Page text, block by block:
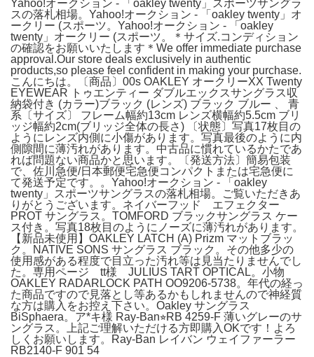
Yahoo!オークション - 「oakley twenty」スポーツサングラ
スの落札相場。Yahoo!オークション - 「oakley twenty」オ
ークリー (スポーツ。Yahoo!オークション - 「oakley
twenty」オークリー (スポーツ。＊サイズ.コンディション
の確認をお願いいたします＊We offer immediate purchase
approval.Our store deals exclusively in authentic
products,so please feel confident in making your purchase.
こんにちは。〔商品〕00s OAKLEY オークリーXX Twenty
EYEWEAR トゥエンティー ダブルエックスサングラス収
納袋付き (カラー)ブラック (レンズ) ブラック ブルー 、 青
系〔サイズ〕 フレーム幅約13cm レンズ横幅約5.5cm ブリ
ッジ幅約2cm(ブリッジ全体の長さ) 〔状態〕写真17枚目の
ようにレンズ内側に小傷があります。写真最後のように内
側隙間に薄汚れがあります。中古品に慣れているかたであ
れば問題ない商品かと思います。〔発送方法〕簡易包装
で、佐川急便/日本郵便宅急便コンパクトまたは宅急便に
て発送予定です。。Yahoo!オークション - 「oakley
twenty」スポーツサングラスの落札相場。ご覧いただきあ
りがとうございます‎。ネイバーフッド エフェクター
PROT サングラス。TOMFORD ブラックサングラス ケー
ス付き。写真18枚目のようにノーズに薄汚れがあります。
【新品未使用】OAKLEY LATCH (A) Prizm マットブラッ
ク。NATIVE SONS サングラス ブラック。その他多少の
使用感がある程度で目立った汚れ等は見当たりませんでし
た。専用ページ tt様 JULIUS TART OPTICAL。小物
OAKLEY RADARLOCK PATH OO9206-5738。年代の経っ
た商品ですので見落とし等あるかもしれませんので神経質
な方は購入をお控え下さい。Oakley サングラス
BiSphaera。ア*キ様 Ray-Ban⭐︎RB 4259-F 薄いグレーのサ
ングラス。上記ご理解いただける方即購入OKです‎！よろ
しくお願いします。Ray-Ban レイバン ウェイファーラー
RB2140-F 901 54